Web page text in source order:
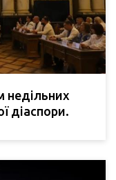
недільних
діаспори.